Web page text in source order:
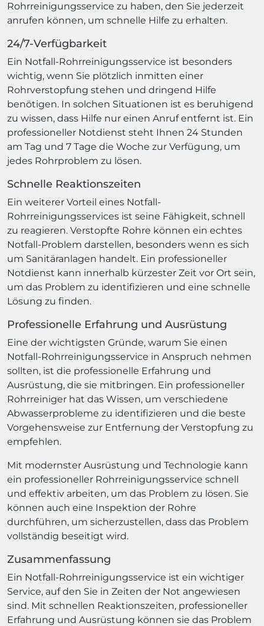
Rohrreinigungsservice zu haben, den Sie jederzeit
anrufen können, um schnelle Hilfe zu erhalten.
24/7-Verfügbarkeit
Ein Notfall-Rohrreinigungsservice ist besonders
wichtig, wenn Sie plötzlich inmitten einer
Rohrverstopfung stehen und dringend Hilfe
benötigen. In solchen Situationen ist es beruhigend
zu wissen, dass Hilfe nur einen Anruf entfernt ist. Ein
professioneller Notdienst steht Ihnen 24 Stunden
am Tag und 7 Tage die Woche zur Verfügung, um
jedes Rohrproblem zu lösen.
Schnelle Reaktionszeiten
Ein weiterer Vorteil eines Notfall-
Rohrreinigungsservices ist seine Fähigkeit, schnell
zu reagieren. Verstopfte Rohre können ein echtes
Notfall-Problem darstellen, besonders wenn es sich
um Sanitäranlagen handelt. Ein professioneller
Notdienst kann innerhalb kürzester Zeit vor Ort sein,
um das Problem zu identifizieren und eine schnelle
Lösung zu finden.
Professionelle Erfahrung und Ausrüstung
Eine der wichtigsten Gründe, warum Sie einen
Notfall-Rohrreinigungsservice in Anspruch nehmen
sollten, ist die professionelle Erfahrung und
Ausrüstung, die sie mitbringen. Ein professioneller
Rohrreiniger hat das Wissen, um verschiedene
Abwasserprobleme zu identifizieren und die beste
Vorgehensweise zur Entfernung der Verstopfung zu
empfehlen.
Mit modernster Ausrüstung und Technologie kann
ein professioneller Rohrreinigungsservice schnell
und effektiv arbeiten, um das Problem zu lösen. Sie
können auch eine Inspektion der Rohre
durchführen, um sicherzustellen, dass das Problem
vollständig beseitigt wird.
Zusammenfassung
Ein Notfall-Rohrreinigungsservice ist ein wichtiger
Service, auf den Sie in Zeiten der Not angewiesen
sind. Mit schnellen Reaktionszeiten, professioneller
Erfahrung und Ausrüstung können sie das Problem